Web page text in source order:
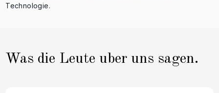
Technologie.
Was die Leute uber uns sagen.